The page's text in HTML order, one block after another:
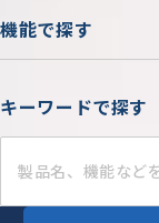
機能で探す
キーワードで探す